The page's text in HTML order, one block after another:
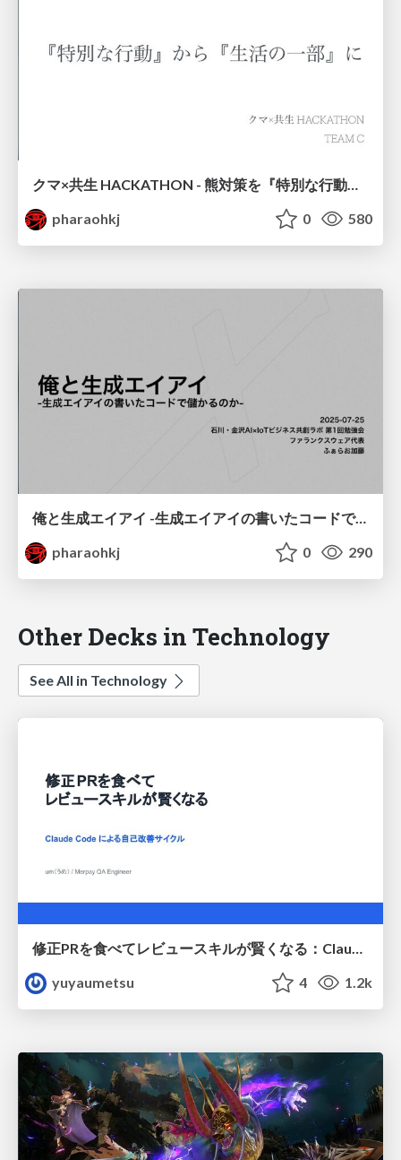
クマ×共生 HACKATHON - 熊対策を『特別な行動」から「生活の一部」に -
pharaohkj
0 580
俺と生成エイアイ -生成エイアイの書いたコードで儲かるのか-
pharaohkj
0 290
Other Decks in Technology
See All in Technology
yuyaumetsu
4 1.2k